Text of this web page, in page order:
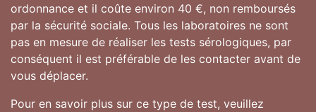
ordonnance et il coûte environ 40 €, non remboursés
par la sécurité sociale. Tous les laboratoires ne sont
pas en mesure de réaliser les tests sérologiques, par
conséquent il est préférable de les contacter avant de
vous déplacer.
Pour en savoir plus sur ce type de test, veuillez